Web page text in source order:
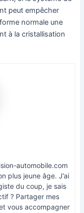
peut empêcher
normale une
à la cristallisation
automobile.com
plus jeune âge. J’ai
du coup, je sais
? Partager mes
vous accompagner